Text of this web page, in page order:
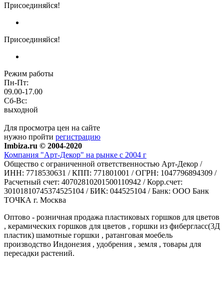
Присоединяйся!
Присоединяйся!
Режим работы
Пн-Пт:
09.00-17.00
Сб-Вс:
выходной
Для просмотра цен на сайте
нужно пройти регистрацию
Imbiza.ru © 2004-2020
Компания "Арт-Декор" на рынке с 2004 г
Общество с ограниченной ответственностью Арт-Декор /
ИНН: 7718530631 / КПП: 771801001 / ОГРН: 1047796894309 /
Расчетный счет: 40702810201500110942 / Корр.счет:
30101810745374525104 / БИК: 044525104 / Банк: ООО Банк
ТОЧКА г. Москва
Оптово - розничная продажа пластиковых горшков для цветов
, керамических горшков для цветов , горшки из фибергласс(3Д
пластик) шамотные горшки , ратанговая моебель
производство Индонезия , удобрения , земля , товары для
пересадки растений.